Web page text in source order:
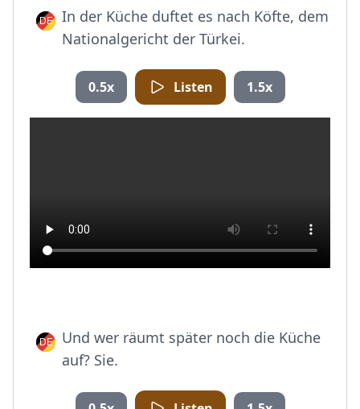
In der Küche duftet es nach Köfte, dem
Nationalgericht der Türkei.
0.5x Listen 1.5x
Und wer räumt später noch die Küche
auf? Sie.